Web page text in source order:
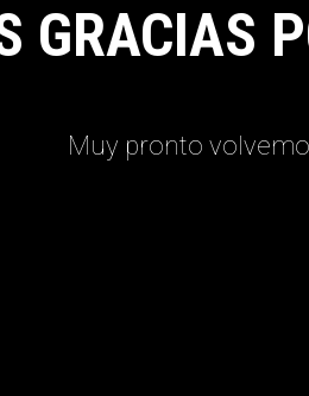
GRACIAS
Muy pronto